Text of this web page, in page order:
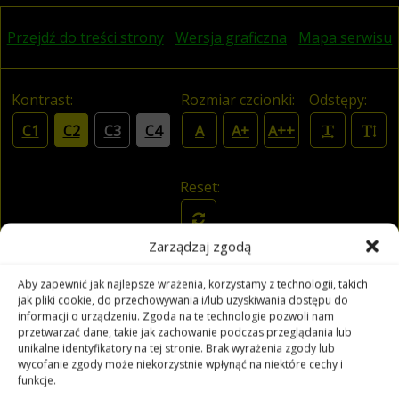
Zarządzaj zgodą
Aby zapewnić jak najlepsze wrażenia, korzystamy z technologii, takich
jak pliki cookie, do przechowywania i/lub uzyskiwania dostępu do
informacji o urządzeniu. Zgoda na te technologie pozwoli nam
przetwarzać dane, takie jak zachowanie podczas przeglądania lub
unikalne identyfikatory na tej stronie. Brak wyrażenia zgody lub
wycofanie zgody może niekorzystnie wpłynąć na niektóre cechy i
funkcje.
Przejdź do treści strony Wersja graficzna Mapa serwisu
Kontrast:
C1
C2 C3 C4
Rozmiar czcionki:
A
A+ A++
Odstępy:
Reset:
Filharmonia Opolska